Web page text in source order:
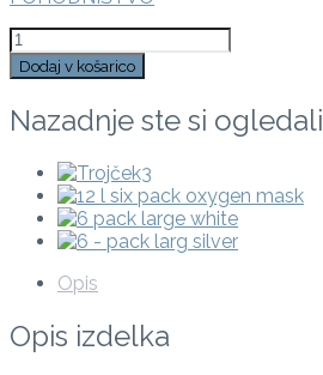
Dodaj v košarico
Nazadnje ste si ogledali
Opis
Opis izdelka